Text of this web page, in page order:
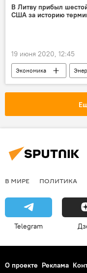
Молдавия
В Литву прибыл
США за историю
19 июня 2020, 12:45
Экономика
Литва
США
В МИРЕ ПОЛИТИКА
Telegram
О проекте Реклама